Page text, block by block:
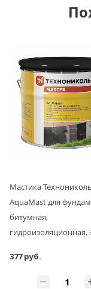
Мастика Технониколь
AquaMast для
битумная,
гидроизоляционная,
377 руб.